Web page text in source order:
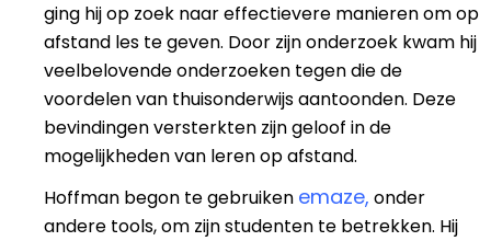
ging hij op zoek naar effectievere manieren om op
afstand les te geven. Door zijn onderzoek kwam hij
veelbelovende onderzoeken tegen die de
voordelen van thuisonderwijs aantoonden. Deze
bevindingen versterkten zijn geloof in de
mogelijkheden van leren op afstand.
Hoffman begon te gebruiken emaze, onder
andere tools, om zijn studenten te betrekken. Hij